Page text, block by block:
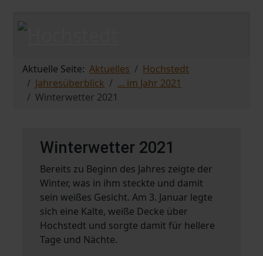
Aktuelle Seite:Aktuelles
Hochstedt
Jahresüberblick
... im Jahr 2021
Winterwetter 2021
Winterwetter 2021
Bereits zu Beginn des Jahres zeigte der
Winter, was in ihm steckte und damit
sein weißes Gesicht. Am 3. Januar legte
sich eine Kalte, weiße Decke über
Hochstedt und sorgte damit für hellere
Tage und Nächte.